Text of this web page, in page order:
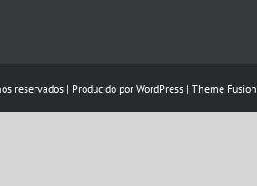
reservados | Producido por WordPress | Theme Fusion